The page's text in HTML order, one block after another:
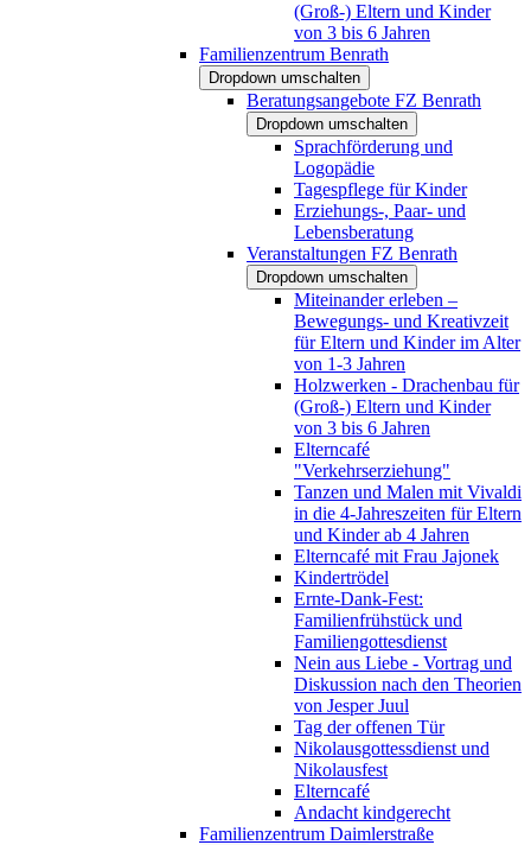
(Groß-) Eltern und Kinder
von 3 bis 6 Jahren
Familienzentrum Benrath
Dropdown umschalten
Beratungsangebote FZ Benrath
Dropdown umschalten
Sprachförderung und
Logopädie
Tagespflege für Kinder
Erziehungs-, Paar- und
Lebensberatung
Veranstaltungen FZ Benrath
Dropdown umschalten
Miteinander erleben –
Bewegungs- und Kreativzeit
für Eltern und Kinder im Alter
von 1-3 Jahren
Holzwerken - Drachenbau für
(Groß-) Eltern und Kinder
von 3 bis 6 Jahren
Elterncafé
"Verkehrserziehung"
Tanzen und Malen mit Vivaldi
in die 4-Jahreszeiten für Eltern
und Kinder ab 4 Jahren
Elterncafé mit Frau Jajonek
Kindertrödel
Ernte-Dank-Fest:
Familienfrühstück und
Familiengottesdienst
Nein aus Liebe - Vortrag und
Diskussion nach den Theorien
von Jesper Juul
Tag der offenen Tür
Nikolausgottessdienst und
Nikolausfest
Elterncafé
Andacht kindgerecht
Familienzentrum Daimlerstraße